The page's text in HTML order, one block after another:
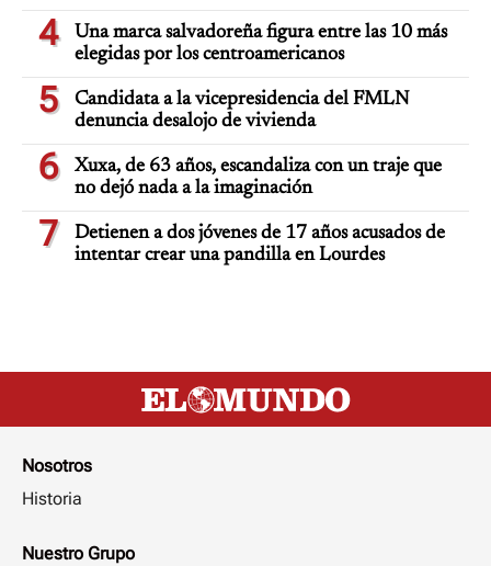
4
Una marca salvadoreña figura entre las 10 más
elegidas por los centroamericanos
5
Candidata a la vicepresidencia del FMLN
denuncia desalojo de vivienda
6
Xuxa, de 63 años, escandaliza con un traje que
no dejó nada a la imaginación
7
Detienen a dos jóvenes de 17 años acusados de
intentar crear una pandilla en Lourdes
Nosotros
Historia
Nuestro Grupo